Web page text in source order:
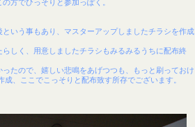
方でひっそりと参加っぽく。
いう事もあり、マスターアップしましたチラシを作成
しく、用意しましたチラシもみるみるうちに配布終
たので、嬉しい悲鳴をあげつつも、もっと刷っておけ
、ここでこっそりと配布致す所存でございます。